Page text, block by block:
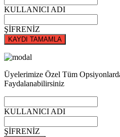
KULLANICI ADI
ŞİFRENİZ
KAYDI TAMAMLA
Üyelerimize Özel Tüm
Faydalanabilirsiniz
KULLANICI ADI
ŞİFRENİZ